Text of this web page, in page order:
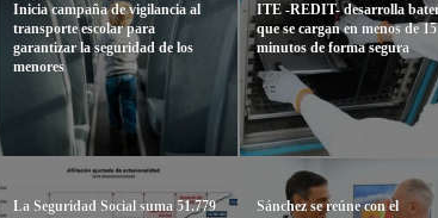
Inicia campaña de vigilancia al
transporte escolar para
garantizar la seguridad de los
menores
La Seguridad Social suma 51.779
ITE -REDIT- desarrolla
que se cargan en menos de 15
minutos de forma segura
Sánchez se reúne con el